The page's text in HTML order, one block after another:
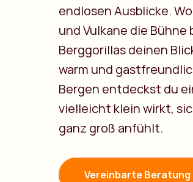
endlosen Ausblicke.
und Vulkane die
Berggorillas deinen
warm und
Bergen entdeckst du
vielleicht klein wirkt,
ganz groß anfühlt.
Vereinbarte Beratung